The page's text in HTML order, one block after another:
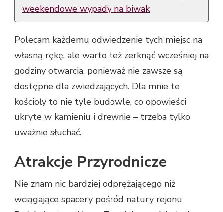
weekendowe wypady na biwak
Polecam każdemu odwiedzenie tych miejsc na
własną rękę, ale warto też zerknąć wcześniej na
godziny otwarcia, ponieważ nie zawsze są
dostępne dla zwiedzających. Dla mnie te
kościoły to nie tyle budowle, co opowieści
ukryte w kamieniu i drewnie – trzeba tylko
uważnie słuchać.
Atrakcje Przyrodnicze
Nie znam nic bardziej odprężającego niż
wciągające spacery pośród natury rejonu